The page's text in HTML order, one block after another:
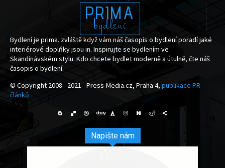
PRIMA
bydlení
Bydlení je prima. zvláště když vám náš časopis o bydlení poradí jaké
interiérové doplňky jsou in. Inspirujte se bydlením ve
Skandinávském stylu. Kdo chcete bydlet moderně a útulně, čte náš
časopis o bydlení.
© Copyright 2008 - 2021 - Press-Media.cz, Praha 4, publikace PR
článků
Napište nám